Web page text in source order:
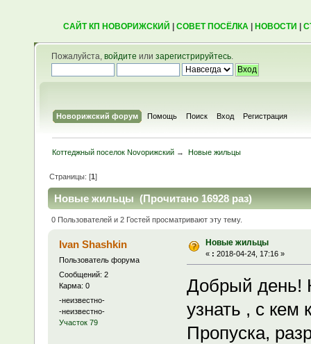
САЙТ КП НОВОРИЖСКИЙ СОВЕТ ПОСЁЛКА| НОВОСТИ
Пожалуйста, войдите или зарегистрируйтесь.
Новорижский форум Помощь Поиск Вход Регистрация
Коттеджный поселок Novoрижский → Новые жильцы
Страницы: [1]
Новые жильцы (Прочитано 16928 раз)
0 Пользователей и 2 Гостей просматривают эту тему.
Ivan Shashkin
Пользователь форума
Сообщений: 2
Карма: 0
-неизвестно-
-неизвестно-
Участок 79
Новые жильцы
« : 2018-04-24, 17:16 »
Добрый день!
узнать , с кем
Пропуска,